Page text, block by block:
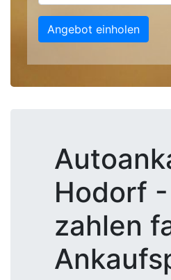
Angebot einholen
Hodorf
zahlen